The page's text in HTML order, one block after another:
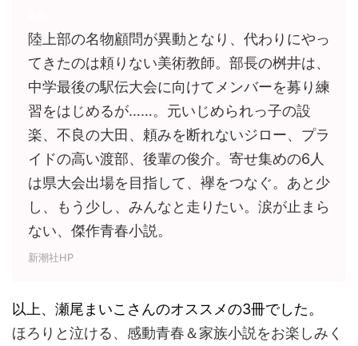
陸上部の名物顧問が異動となり、代わりにやっ
てきたのは頼りない美術教師。部長の桝井は、
中学最後の駅伝大会に向けてメンバーを募り練
習をはじめるが……。元いじめられっ子の設
楽、不良の大田、頼みを断れないジロー、プラ
イドの高い渡部、後輩の俊介。寄せ集めの6人
は県大会出場を目指して、襷をつなぐ。あと少
し、もう少し、みんなと走りたい。涙が止まら
ない、傑作青春小説。
新潮社HP
以上、瀬尾まいこさんのオススメの3冊でした。
ほろりと泣ける、感動青春＆家族小説をお楽しみく